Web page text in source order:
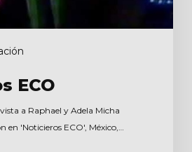
ECO
a Raphael y Adela Micha
en 'Noticieros ECO', México,…